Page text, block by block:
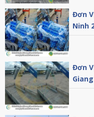
Đơn
Ninh
Đơn